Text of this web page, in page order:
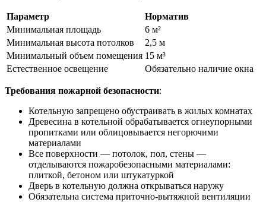
Параметр
Норматив
Минимальная площадь
6 м²
Минимальная высота потолков
2,5 м
Минимальный объем помещения 15 м³
Естественное освещение
Обязательно наличие окна
Требования пожарной безопасности:
Котельную запрещено обустраивать в жилых комнатах
Древесина в котельной обрабатывается огнеупорными
пропитками или облицовывается негорючими
материалами
Все поверхности — потолок, пол, стены —
отделываются пожаробезопасными материалами:
плиткой, бетоном или штукатуркой
Дверь в котельную должна открываться наружу
Обязательна система приточно-вытяжной вентиляции